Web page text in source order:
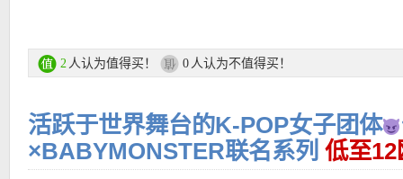
★【UNIQLO 斜挎半月包 多色可选，限时特价仅12欧！】
出轻巧包身，低调、耐看，也足够百搭。别看外形迷你，内部却拥
惊喜容量。侧边褶裥设计让包身更有扩展空间，内袋则方便分类收
耳机、卡包、口红等随身小物。包身采用再生聚酰胺面料，轻盈耐
直达链接在此
记卡等
运费：德国境内每单3.95欧起，满80欧包邮！
2 人认为值得买！ 0 人认为不值得买！
活跃于世界舞台的K-POP女子团体
×BABYMONSTER联名系列 低至